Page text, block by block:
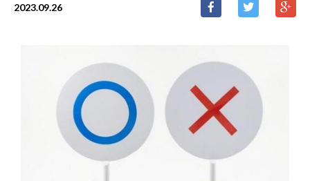
2023.09.26